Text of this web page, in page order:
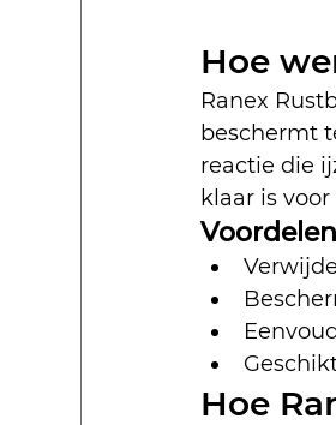
Hoe
Ranex
beschermt
reactie die
klaar is
Hoe